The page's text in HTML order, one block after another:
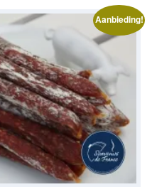
Aanbieding!